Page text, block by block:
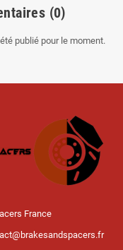
(0)
publié pour le moment.
France